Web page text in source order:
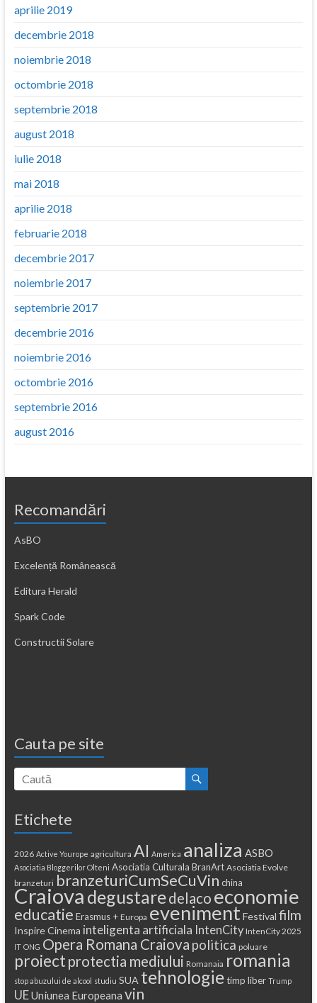
aprilie 2019
decembrie 2018
noiembrie 2018
octombrie 2018
septembrie 2018
august 2018
iulie 2018
mai 2018
aprilie 2018
februarie 2018
decembrie 2017
noiembrie 2017
septembrie 2017
decembrie 2016
noiembrie 2016
octombrie 2016
septembrie 2016
august 2016
Recomandări
AsBO
Excelență Românească
Editura Herald
Spark Code
Constructii Solare
Cauta pe site
Etichete
2026 Active Yourope agricultura AI America analiza ASBO
Asociatia Bloggerilor Olteni Asociatia Culturala BranArt Asociatia Evolve
branzeturi branzeturiCumSeCuVin china
Craiova degustaredelaco economie
educatie Erasmus + Europa eveniment Festival film
Inspire Cinema inteligenta artificiala IntenCity IntenCity 2025
IT ONG Opera Romana Craiova politica poluare
proiect protectia mediului Romanaia romania
stop abuzului de alcool studiu SUA tehnologie timp liber Trump
UEUniunea Europeana vin